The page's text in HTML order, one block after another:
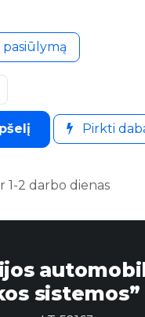
Pirkti
1-2 darbo dienas
sistemos”